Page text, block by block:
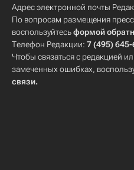
Адрес электронной почты
По вопросам размещения
воспользуйтесьформой
Телефон Редакции: 7 (495) 645-
Чтобы связаться с редакцией
замеченных ошибках,
связи.